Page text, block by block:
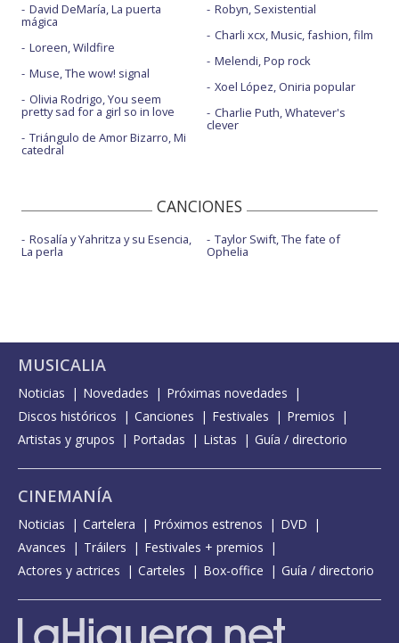
David DeMaría, La puerta
mágica
Loreen, Wildfire
Muse, The wow! signal
Olivia Rodrigo, You seem
pretty sad for a girl so in love
Triángulo de Amor Bizarro, Mi
catedral
Robyn, Sexistential
Charli xcx, Music, fashion, film
Melendi, Pop rock
Xoel López, Oniria popular
Charlie Puth, Whatever's
clever
CANCIONES
Rosalía y Yahritza y su Esencia,
La perla
Taylor Swift, The fate of
Ophelia
MUSICALIA
Noticias Novedades
Próximas novedades
Discos históricos
Canciones Festivales
Premios
Artistas y grupos
Portadas Listas Guía / directorio
CINEMANÍA
Noticias Cartelera Próximos estrenos
DVD
Avances
Tráilers
Festivales + premios
Actores y actrices
Carteles Box-office Guía / directorio